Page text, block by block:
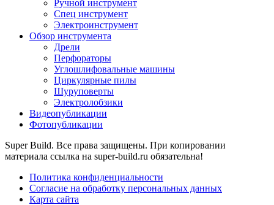
Ручной инструмент
Спец инструмент
Электроинструмент
Обзор инструмента
Дрели
Перфораторы
Углошлифовальные машины
Циркулярные пилы
Шуруповерты
Электролобзики
Видеопубликации
Фотопубликации
Super Build. Все права защищены. При копировании
материала ссылка на super-build.ru обязательна!
Политика конфиденциальности
Согласие на обработку персональных данных
Карта сайта